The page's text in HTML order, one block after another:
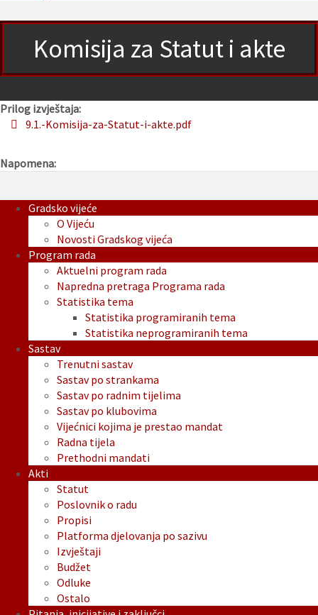
Komisija za Statut i akte
Prilog izvještaja:
9.1.-Komisija-za-Statut-i-akte.pdf
Napomena:
Gradsko vijeće
O Vijeću
Novosti Gradskog vijeća
Program rada
Aktuelni program rada
Napredna pretraga Programa rada
Statistika tema
Statistika programiranih tema
Statistika neprogramiranih tema
Sastav
Trenutni sastav
Sastav po strankama
Sastav po radnim tijelima
Sastav po klubovima
Vijećnici kojima je prestao mandat
Radna tijela
Prethodni mandati
Akti
Statut
Poslovnik o radu
Propisi
Platforma djelovanja po sazivu
Izvještaji
Budžet
Odluke
Ostalo